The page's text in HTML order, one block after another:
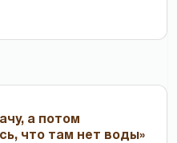
а потом
что там нет воды»